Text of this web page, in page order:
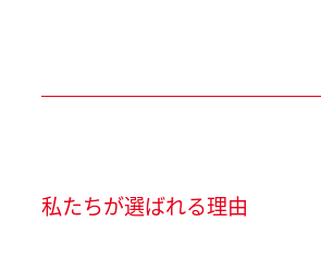
私たちが選ばれる理由